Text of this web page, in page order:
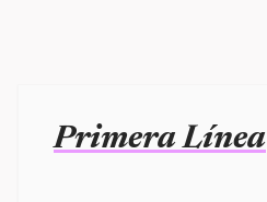
Primera Línea